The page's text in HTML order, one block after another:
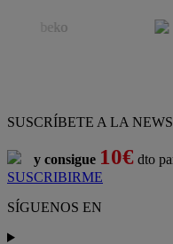
SUSCRÍBETE A LA
y consigue 10€ dto
SUSCRIBIRME
SÍGUENOS EN